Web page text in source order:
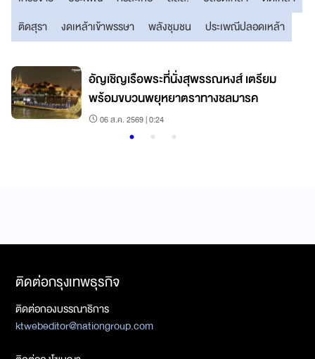
ติดสุรา
งดเหล้าเข้าพรรษา พลังชุมชน ประเพณีปลอดเหล้า
อัญเชิญเรือพระที่นั่งสุพรรณหงส์ เตรียม
พร้อมขบวนพยุหยาตราทางชลมารค
06 ส.ค. 2569 | 0:24
ติดต่อกรุงเทพธุรกิจ
ติดต่อกองบรรณาธิการ
ktwebeditor@nationgroup.com